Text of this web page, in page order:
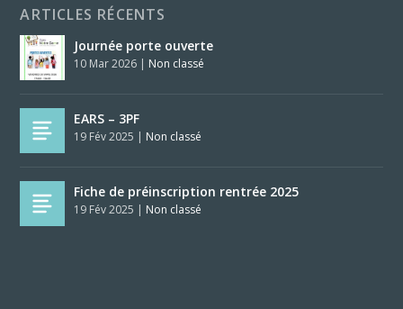
ARTICLES RÉCENTS
Journée porte ouverte
10 Mar 2026 | Non classé
EARS – 3PF
19 Fév 2025 | Non classé
Fiche de préinscription rentrée 2025
19 Fév 2025 | Non classé